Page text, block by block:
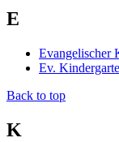
E
Evangelischer
Ev.
Back to top
K